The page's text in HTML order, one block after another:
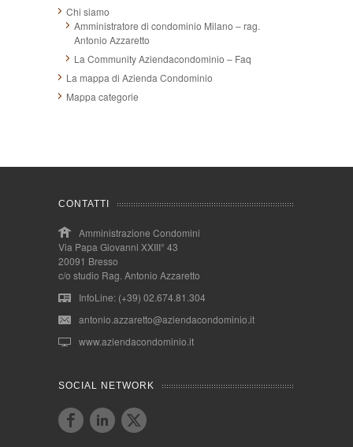
Chi siamo
Amministratore di condominio Milano – rag.
Antonio Azzaretto
La Community Aziendacondominio – Faq
La mappa di Azienda Condominio
Mappa categorie
CONTATTI
Amministrazione Condomini
Via Papa Giovanni XXIII° 43
20091 Bresso
c/o studio Rag. Antonio Azzaretto
InfoLine: (+39) 02.674.81.304
antonio.azzaretto@aziendacondominio.it
www.aziendacondominio.it
SOCIAL NETWORK